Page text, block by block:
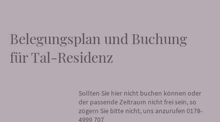
Belegungsplan und Buchung
für Tal-Residenz
Sollten Sie hier nicht buchen können oder
der passende Zeitraum nicht frei sein, so
zögern Sie bitte nicht, uns anzurufen 0178-
4999 707